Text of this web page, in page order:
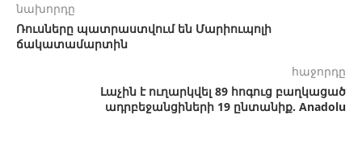
նախորդը
Ռուսները պատրաստվում են Մարիուպոլի
ճակատամարտին
հաջորդը
Լաչին է ուղարկվել 89 հոգուց բաղկացած
ադրբեջանցիների 19 ընտանիք. Anadolu